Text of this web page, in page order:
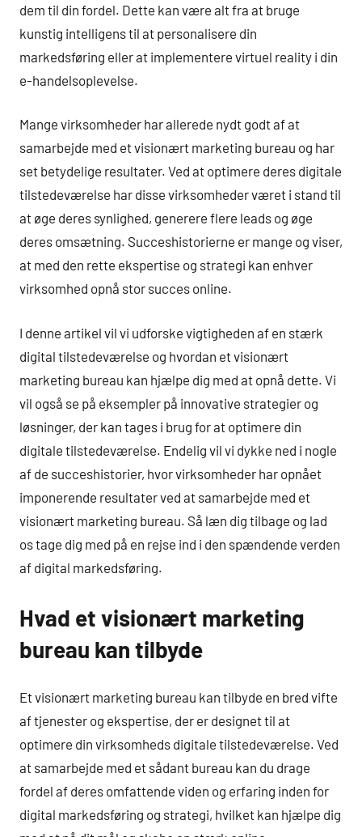
dem til din fordel. Dette kan være alt fra at bruge
kunstig intelligens til at personalisere din
markedsføring eller at implementere virtuel reality i din
e-handelsoplevelse.
Mange virksomheder har allerede nydt godt af at
samarbejde med et visionært marketing bureau og har
set betydelige resultater. Ved at optimere deres digitale
tilstedeværelse har disse virksomheder været i stand til
at øge deres synlighed, generere flere leads og øge
deres omsætning. Succeshistorierne er mange og viser,
at med den rette ekspertise og strategi kan enhver
virksomhed opnå stor succes online.
I denne artikel vil vi udforske vigtigheden af en stærk
digital tilstedeværelse og hvordan et visionært
marketing bureau kan hjælpe dig med at opnå dette. Vi
vil også se på eksempler på innovative strategier og
løsninger, der kan tages i brug for at optimere din
digitale tilstedeværelse. Endelig vil vi dykke ned i nogle
af de succeshistorier, hvor virksomheder har opnået
imponerende resultater ved at samarbejde med et
visionært marketing bureau. Så læn dig tilbage og lad
os tage dig med på en rejse ind i den spændende verden
af digital markedsføring.
Hvad et visionært marketing
bureau kan tilbyde
Et visionært marketing bureau kan tilbyde en bred vifte
af tjenester og ekspertise, der er designet til at
optimere din virksomheds digitale tilstedeværelse. Ved
at samarbejde med et sådant bureau kan du drage
fordel af deres omfattende viden og erfaring inden for
digital markedsføring og strategi, hvilket kan hjælpe dig